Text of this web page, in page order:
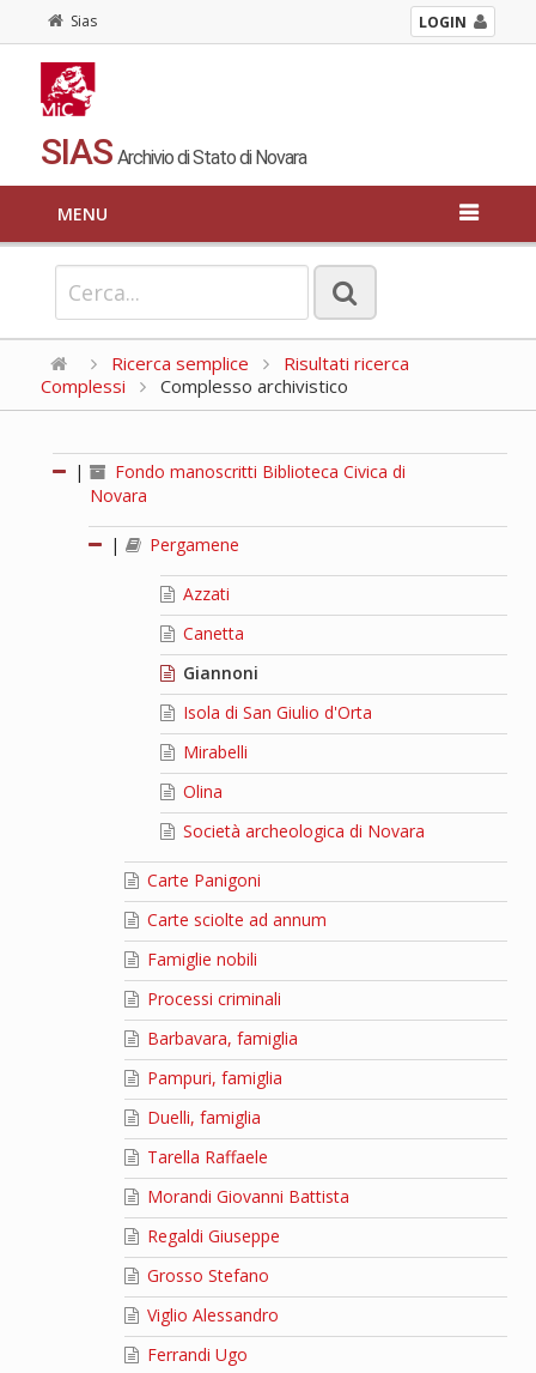
Sias LOGIN
SIAS Archivio di Stato di Novara
MENU
Ricerca semplice
Risultati ricerca
Complessi
Complesso archivistico
|
Fondo manoscritti Biblioteca Civica di
Novara
| Pergamene
Azzati
Canetta
Giannoni
Isola di San Giulio d'Orta
Mirabelli
Olina
Società archeologica di Novara
Carte Panigoni
Carte sciolte ad annum
Famiglie nobili
Processi criminali
Barbavara, famiglia
Pampuri, famiglia
Duelli, famiglia
Tarella Raffaele
Morandi Giovanni Battista
Regaldi Giuseppe
Grosso Stefano
Viglio Alessandro
Ferrandi Ugo